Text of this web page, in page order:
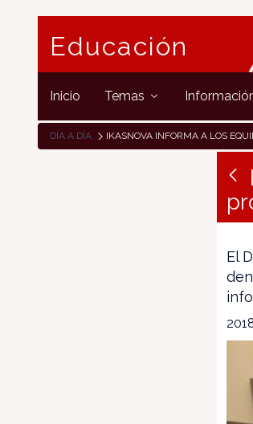
Educación
Inicio Temas
DÍA A DÍA IKASNOVA INFORMA A LOS EQUIPOS DIRECTIVOS DE LOS PRÓXIMOS
El